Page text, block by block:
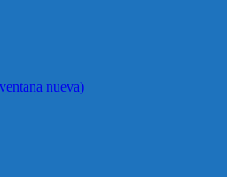
nueva)